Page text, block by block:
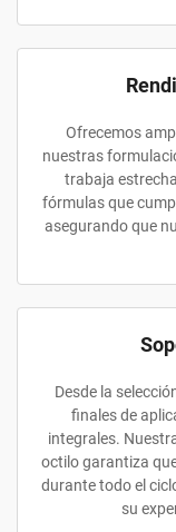
Ofrecemos
nuestras
trabaja
fórmulas que
asegurando que
Desde la
finales de
integrales.
octilo garantiza
durante todo el
su